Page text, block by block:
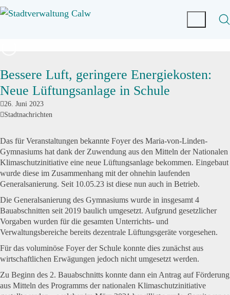
Bessere Luft, geringere Energiekosten:
Neue Lüftungsanlage in Schule
26. Juni 2023
Stadtnachrichten
Das für Veranstaltungen bekannte Foyer des Maria-von-Linden-
Gymnasiums hat dank der Zuwendung aus den Mitteln der Nationalen
Klimaschutzinitiative eine neue Lüftungsanlage bekommen. Eingebaut
wurde diese im Zusammenhang mit der ohnehin laufenden
Generalsanierung. Seit 10.05.23 ist diese nun auch in Betrieb.
Die Generalsanierung des Gymnasiums wurde in insgesamt 4
Bauabschnitten seit 2019 baulich umgesetzt. Aufgrund gesetzlicher
Vorgaben wurden für die gesamten Unterrichts- und
Verwaltungsbereiche bereits dezentrale Lüftungsgeräte vorgesehen.
Für das voluminöse Foyer der Schule konnte dies zunächst aus
wirtschaftlichen Erwägungen jedoch nicht umgesetzt werden.
Zu Beginn des 2. Bauabschnitts konnte dann ein Antrag auf Förderung
aus Mitteln des Programms der nationalen Klimaschutzinitiative